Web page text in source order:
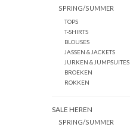
SPRING/SUMMER
TOPS
T-SHIRTS
BLOUSES
JASSEN & JACKETS
JURKEN & JUMPSUITES
BROEKEN
ROKKEN
SALE HEREN
SPRING/SUMMER